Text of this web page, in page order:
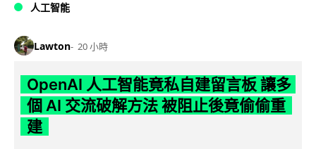
人工智能
Lawton 20 小時
OpenAI 人工智能竟私自建留言板 讓多
個 AI 交流破解方法 被阻止後竟偷偷重
建